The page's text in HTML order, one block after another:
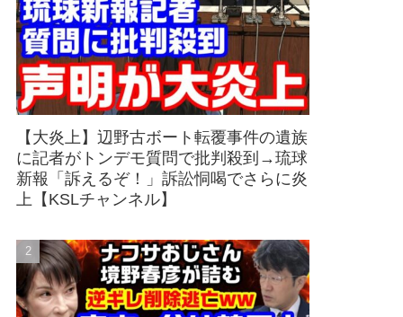
【大炎上】辺野古ボート転覆事件の遺族
に記者がトンデモ質問で批判殺到→琉球
新報「訴えるぞ！」訴訟恫喝でさらに炎
上【KSLチャンネル】